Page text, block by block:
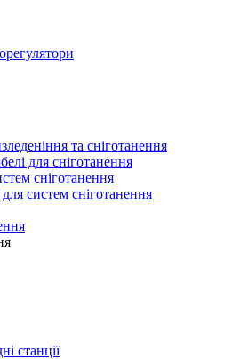
та сніготанення
для сніготанення
сніготанення
систем сніготанення
станції